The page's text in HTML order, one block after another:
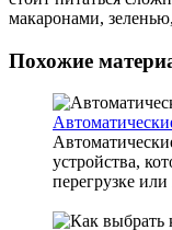
макаронами,
Похожие
устройства,
перегрузке